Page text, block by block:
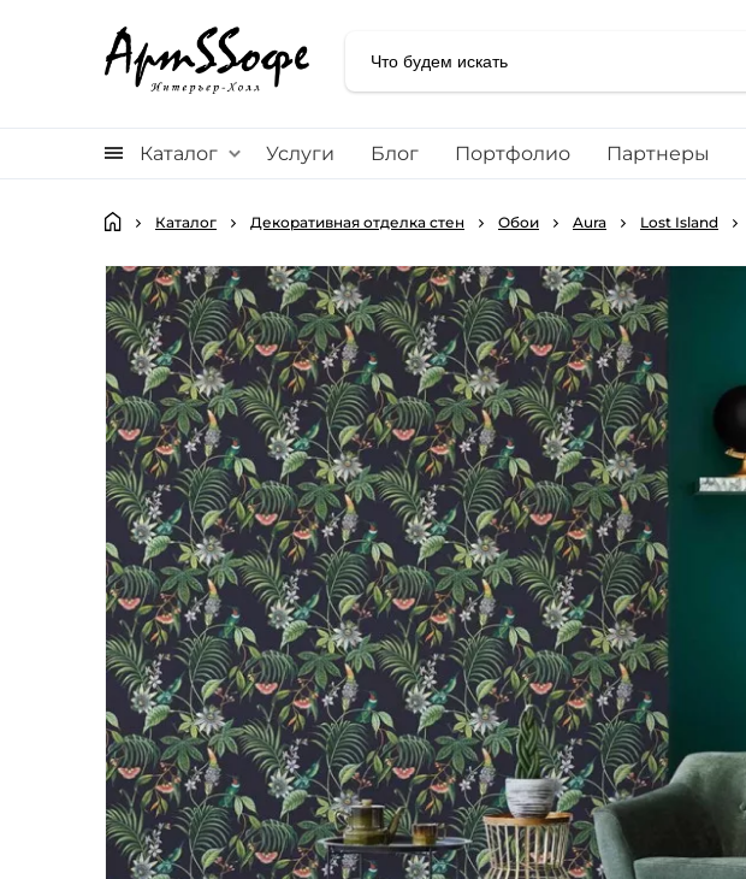
Каталог Услуги Блог Портфолио Партнеры
Каталог Декоративная отделка стен Обои Aura Lost Island